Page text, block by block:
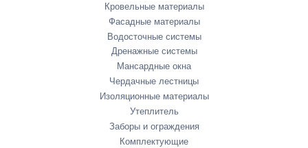
Кровельные материалы
Фасадные материалы
Водосточные системы
Дренажные системы
Мансардные окна
Чердачные лестницы
Изоляционные материалы
Утеплитель
Заборы и ограждения
Комплектующие